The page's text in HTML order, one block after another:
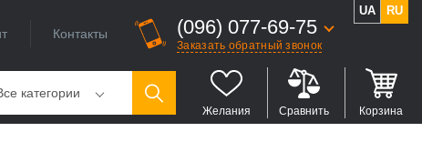
Контакты (096) 077-69-75
Заказать обратный звонок
UA RU
категории
Желания Сравнить Корзина